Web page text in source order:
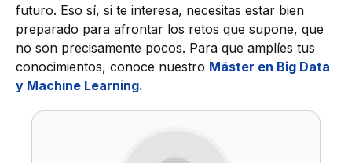
futuro. Eso sí, si te interesa, necesitas estar bien
preparado para afrontar los retos que supone, que
no son precisamente pocos. Para que amplíes tus
conocimientos, conoce nuestro Máster en Big Data
y Machine Learning.